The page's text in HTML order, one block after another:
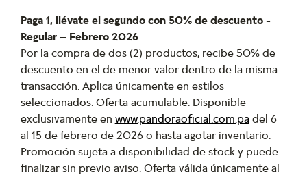
Paga 1, llévate el segundo con 50% de descuento -
Regular – Febrero 2026
Por la compra de dos (2) productos, recibe 50% de
descuento en el de menor valor dentro de la misma
transacción. Aplica únicamente en estilos
seleccionados. Oferta acumulable. Disponible
exclusivamente en www.pandoraoficial.com.padel 6
al 15 de febrero de 2026 o hasta agotar inventario.
Promoción sujeta a disponibilidad de stock y puede
finalizar sin previo aviso. Oferta válida únicamente al